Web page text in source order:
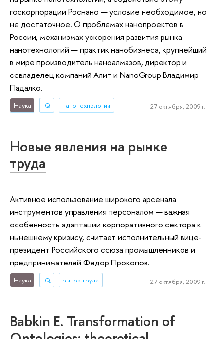
госкорпорации Роснано — условие необходимое, но
не достаточное. О проблемах нанопроектов в
России, механизмах ускорения развития рынка
нанотехнологий — практик нанобизнеса, крупнейший
в мире производитель наноалмазов, директор и
совладелец компаний Алит и NanoGroup Владимир
Падалко.
Наука IQ нанотехнологии 27 октября, 2009 г.
Новые явления на рынке
труда
Активное использование широкого арсенала
инструментов управления персоналом — важная
особенность адаптации корпоративного сектора к
нынешнему кризису, считает исполнительный вице-
президент Российского союза промышленников и
предпринимателей Федор Прокопов.
Наука IQ рынок труда 27 октября, 2009 г.
Babkin E. Transformation of